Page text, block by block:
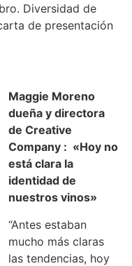
Diversidad de
de presentación
Maggie Moreno
dueña y directora
de Creative
Company : «Hoy no
está clara la
identidad de
nuestros vinos»
“Antes estaban
mucho más claras
las tendencias, hoy